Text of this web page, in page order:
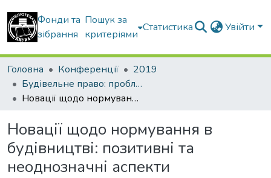
Фонди та
зібрання
Пошук за
критеріями
Статистика Увійти
Головна Конференції
2019
Будівельне право: проблеми теорії і практики
Новації щодо нормування в будівництві: позитивні та неоднозначні аспекти
Новації щодо нормування в
будівництві: позитивні та
неоднозначні аспекти